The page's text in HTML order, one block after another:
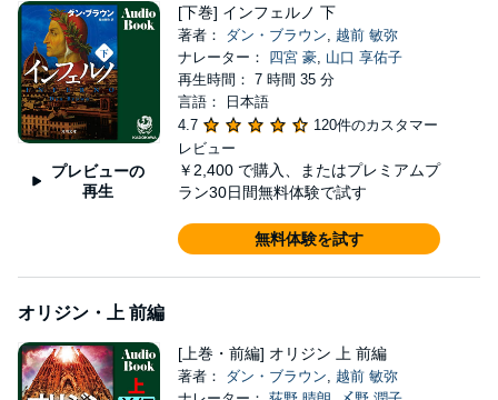
プレビューの
再生
[下巻] インフェルノ 下
著者： ダン・ブラウン, 越前 敏弥
ナレーター： 四宮 豪, 山口 享佑子
再生時間： 7 時間 35 分
言語： 日本語
4.7
120件のカスタマー
レビュー
￥2,400 で購入、またはプレミアムプ
ラン30日間無料体験で試す
無料体験を試す
オリジン・上 前編
[上巻・前編] オリジン 上 前編
著者： ダン・ブラウン, 越前 敏弥